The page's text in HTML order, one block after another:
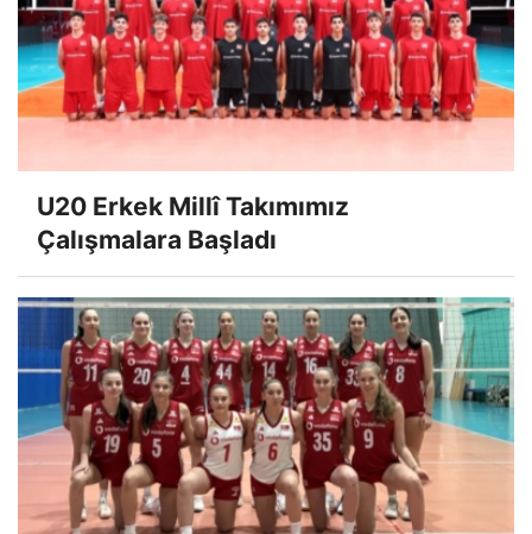
U20 Erkek Millî Takımımız
Çalışmalara Başladı